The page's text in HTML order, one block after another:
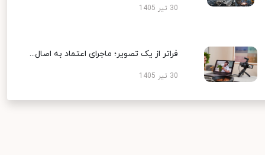
30 تیر 1405
فراتر از یک تصویر؛ ماجرای اعتماد به اصال...
30 تیر 1405